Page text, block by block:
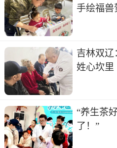
手绘福兽
吉林双辽
姓心坎里
“养生茶
了！”